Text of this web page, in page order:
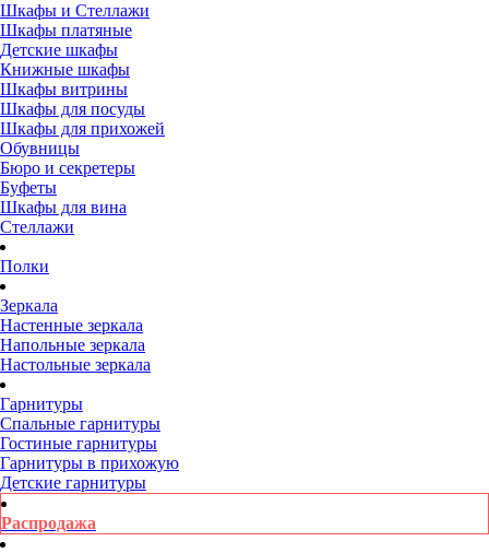
Шкафы и Стеллажи
Шкафы платяные
Детские шкафы
Книжные шкафы
Шкафы витрины
Шкафы для посуды
Шкафы для прихожей
Обувницы
Бюро и секретеры
Буфеты
Шкафы для вина
Стеллажи
Полки
Зеркала
Настенные зеркала
Напольные зеркала
Настольные зеркала
Гарнитуры
Спальные гарнитуры
Гостиные гарнитуры
Гарнитуры в прихожую
Детские гарнитуры
Распродажа